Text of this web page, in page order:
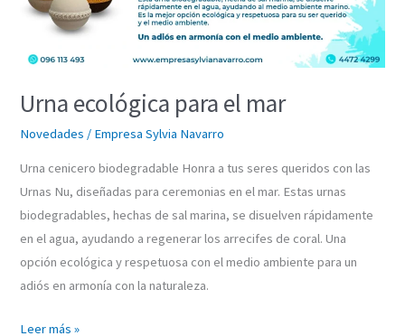
Urna ecológica para el mar
Novedades / Empresa Sylvia Navarro
Urna cenicero biodegradable Honra a tus seres queridos con las
Urnas Nu, diseñadas para ceremonias en el mar. Estas urnas
biodegradables, hechas de sal marina, se disuelven rápidamente
en el agua, ayudando a regenerar los arrecifes de coral. Una
opción ecológica y respetuosa con el medio ambiente para un
adiós en armonía con la naturaleza.
Leer más »